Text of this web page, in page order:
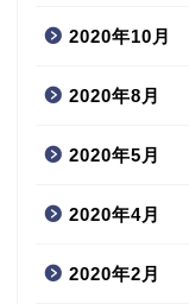
2020年10月
2020年8月
2020年5月
2020年4月
2020年2月